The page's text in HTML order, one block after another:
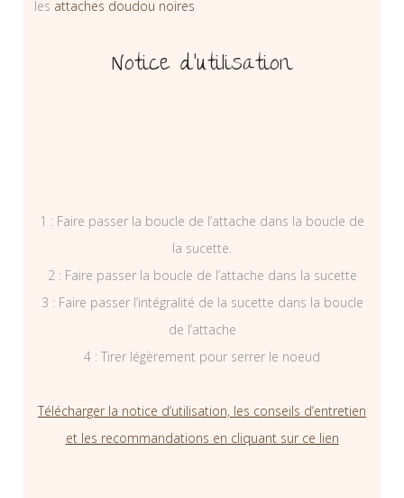
les attaches doudou noires
Notice d’utilisation
1 : Faire passer la boucle de l’attache dans la boucle de
la sucette.
2 : Faire passer la boucle de l’attache dans la sucette
3 : Faire passer l’intégralité de la sucette dans la boucle
de l’attache
4 : Tirer légèrement pour serrer le noeud
Télécharger la notice d’utilisation, les conseils d’entretien
et les recommandations en cliquant sur ce lien